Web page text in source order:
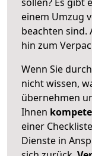
einem Umzug
beachten sind.
hin zum
Wenn Sie
nicht wissen,
übernehmen
Ihnen
einer
Dienste in